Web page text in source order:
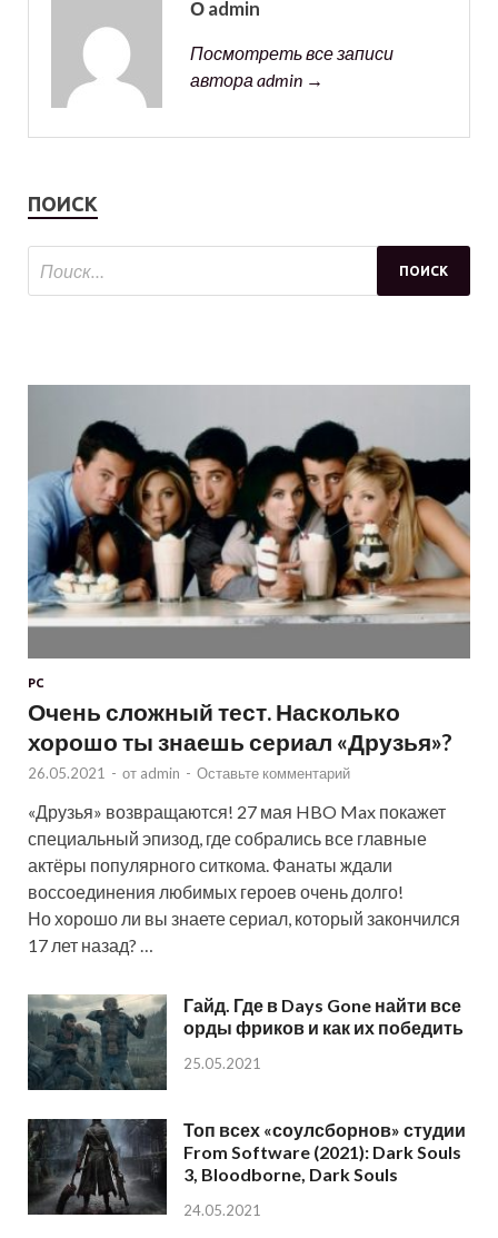
О admin
Посмотреть все записи
автора admin →
ПОИСК
PC
Очень сложный тест. Насколько
хорошо ты знаешь сериал «Друзья»?
26.05.2021 - от admin - Оставьте комментарий
«Друзья» возвращаются! 27 мая HBO Max покажет
специальный эпизод, где собрались все главные
актёры популярного ситкома. Фанаты ждали
воссоединения любимых героев очень долго!
Но хорошо ли вы знаете сериал, который закончился
17 лет назад? …
Гайд. Где в Days Gone найти все
орды фриков и как их победить
25.05.2021
Топ всех «соулсборнов» студии
From Software (2021): Dark Souls
3, Bloodborne, Dark Souls
24.05.2021